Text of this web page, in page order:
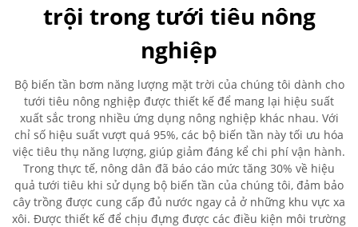
trội trong tưới tiêu nông
nghiệp
Bộ biến tần bơm năng lượng mặt trời của chúng tôi dành cho
tưới tiêu nông nghiệp được thiết kế để mang lại hiệu suất
xuất sắc trong nhiều ứng dụng nông nghiệp khác nhau. Với
chỉ số hiệu suất vượt quá 95%, các bộ biến tần này tối ưu hóa
việc tiêu thụ năng lượng, giúp giảm đáng kể chi phí vận hành.
Trong thực tế, nông dân đã báo cáo mức tăng 30% về hiệu
quả tưới tiêu khi sử dụng bộ biến tần của chúng tôi, đảm bảo
cây trồng được cung cấp đủ nước ngay cả ở những khu vực xa
xôi. Được thiết kế để chịu đựng được các điều kiện môi trường